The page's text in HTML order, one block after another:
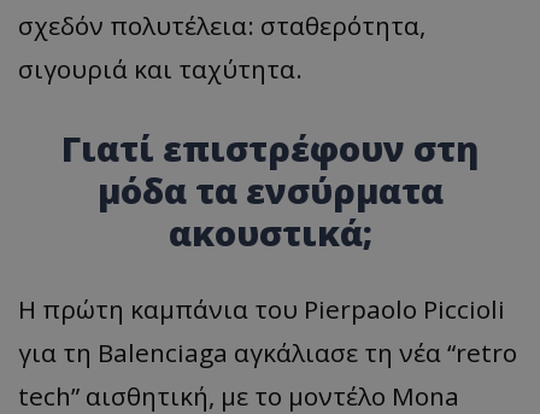
σχεδόν πολυτέλεια: σταθερότητα,
σιγουριά και ταχύτητα.
Γιατί επιστρέφουν στη
μόδα τα ενσύρματα
ακουστικά;
H πρώτη καμπάνια του Pierpaolo Piccioli
για τη Balenciaga αγκάλιασε τη νέα “retro
tech” αισθητική, με το μοντέλο Mona